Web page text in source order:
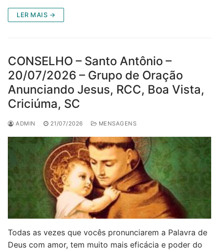
LER MAIS →
CONSELHO – Santo Antônio –
20/07/2026 – Grupo de Oração
Anunciando Jesus, RCC, Boa Vista,
Criciúma, SC
ADMIN 21/07/2026 MENSAGENS
Todas as vezes que vocês pronunciarem a Palavra de
Deus com amor, tem muito mais eficácia e poder do